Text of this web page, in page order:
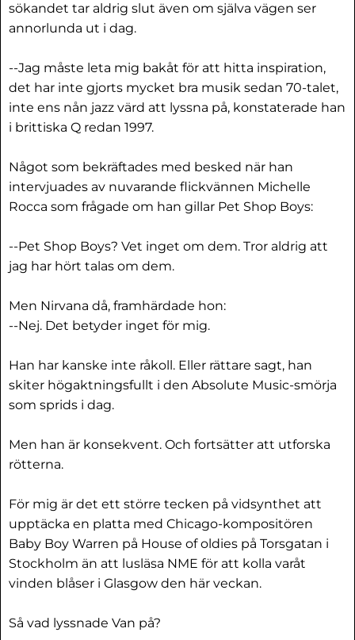
sökandet tar aldrig slut även om själva vägen ser
annorlunda ut i dag.
--Jag måste leta mig bakåt för att hitta inspiration,
det har inte gjorts mycket bra musik sedan 70-talet,
inte ens nån jazz värd att lyssna på, konstaterade han
i brittiska Q redan 1997.
Något som bekräftades med besked när han
intervjuades av nuvarande flickvännen Michelle
Rocca som frågade om han gillar Pet Shop Boys:
--Pet Shop Boys? Vet inget om dem. Tror aldrig att
jag har hört talas om dem.
Men Nirvana då, framhärdade hon:
--Nej. Det betyder inget för mig.
Han har kanske inte råkoll. Eller rättare sagt, han
skiter högaktningsfullt i den Absolute Music-smörja
som sprids i dag.
Men han är konsekvent. Och fortsätter att utforska
rötterna.
För mig är det ett större tecken på vidsynthet att
upptäcka en platta med Chicago-kompositören
Baby Boy Warren på House of oldies på Torsgatan i
Stockholm än att lusläsa NME för att kolla varåt
vinden blåser i Glasgow den här veckan.
Så vad lyssnade Van på?